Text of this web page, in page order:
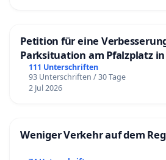
Petition für eine
Parksituation am Pfalzplatz
111 Unterschriften
93 Unterschriften / 30 Tage
2 Jul 2026
Weniger Verkehr auf dem